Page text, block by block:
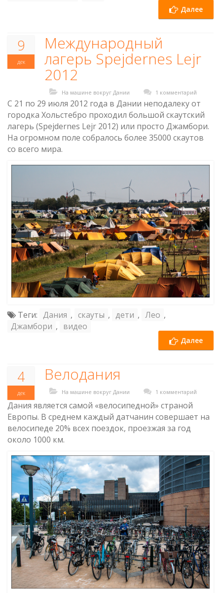
Далее
9
дек
Международный
лагерь Spejdernes Lejr
2012
На машине вокруг Дании 1 комментарий
С 21 по 29 июля 2012 года в Дании неподалеку от
городка Хольстебро проходил большой скаутский
лагерь (Spejdernes Lejr 2012) или просто Джамбори.
На огромном поле собралось более 35000 скаутов
со всего мира.
Теги: Дания , скауты , дети , Лео ,
Джамбори , видео
Далее
4
дек
Велодания
На машине вокруг Дании 1 комментарий
Дания является самой «велосипедной» страной
Европы. В среднем каждый датчанин совершает на
велосипеде 20% всех поездок, проезжая за год
около 1000 км.